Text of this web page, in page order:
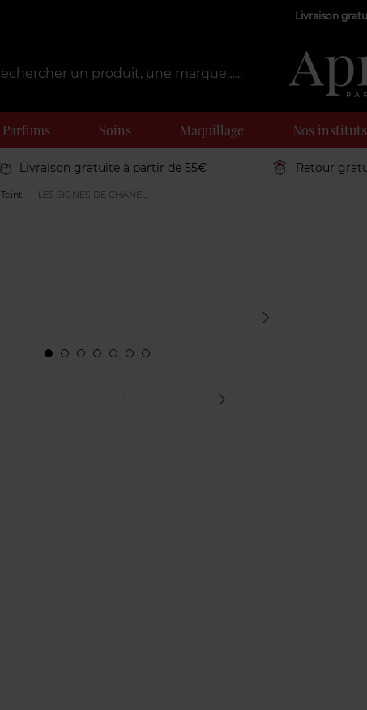
Livraison
Parfums Soins Maquillage Nos instituts
Livraison gratuite à partir de 55€ Retour
Teint LES SIGNES DE CHANEL